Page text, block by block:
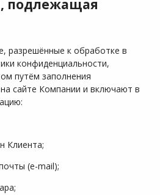
подлежащая
разрешённые к обработке в
конфиденциальности,
путём заполнения
сайте Компании и включают в
Клиента;
(e-mail);